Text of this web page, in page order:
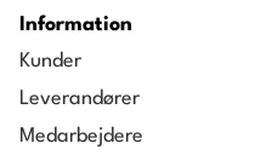
Information
Kunder
Leverandører
Medarbejdere